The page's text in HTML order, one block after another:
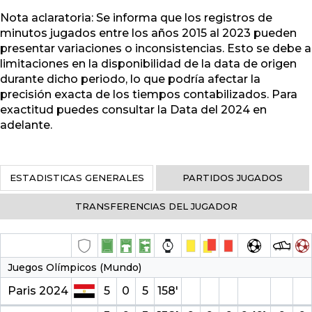
Nota aclaratoria: Se informa que los registros de
minutos jugados entre los años 2015 al 2023 pueden
presentar variaciones o inconsistencias. Esto se debe a
limitaciones en la disponibilidad de la data de origen
durante dicho periodo, lo que podría afectar la
precisión exacta de los tiempos contabilizados. Para
exactitud puedes consultar la Data del 2024 en
adelante.
ESTADISTICAS GENERALES PARTIDOS JUGADOS
TRANSFERENCIAS DEL JUGADOR
Juegos Olímpicos (Mundo)
Paris 2024 5 0 5
158′